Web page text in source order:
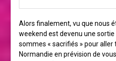
Alors finalement, vu que nous
weekend est devenu une sortie
sommes « sacrifiés » pour aller
Normandie en prévision de